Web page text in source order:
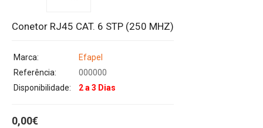
Conetor RJ45 CAT. 6 STP (250 MHZ)
Marca:
Efapel
Referência:
000000
Disponibilidade:
2 a 3 Dias
0,00€